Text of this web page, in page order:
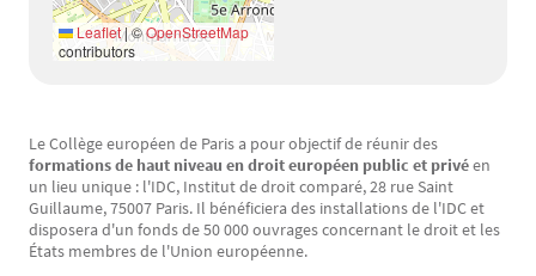
Leaflet|©OpenStreetMap
contributors
Texte
Le Collège européen de Paris a pour objectif de réunir des
formations de haut niveau en droit européen public et privéen
un lieu unique : l'IDC, Institut de droit comparé, 28 rue Saint
Guillaume, 75007 Paris. Il bénéficiera des installations de l'IDC et
disposera d'un fonds de 50 000 ouvrages concernant le droit et les
États membres de l'Union européenne.